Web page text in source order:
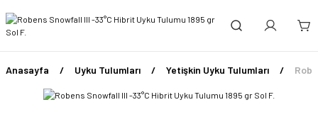
Anasayfa Uyku Tulumları Yetişkin Uyku Tulumları